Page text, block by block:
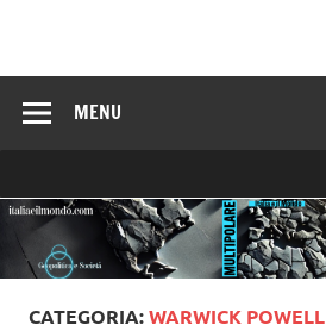
MENU
CATEGORIA:WARWICK POWELL